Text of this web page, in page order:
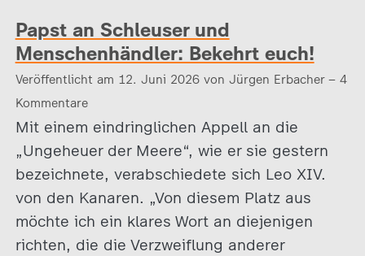
Papst an Schleuser und
Menschenhändler: Bekehrt euch!
Veröffentlicht am 12. Juni 2026 von Jürgen Erbacher – 4
Kommentare
Mit einem eindringlichen Appell an die
„Ungeheuer der Meere“, wie er sie gestern
bezeichnete, verabschiedete sich Leo XIV.
von den Kanaren. „Von diesem Platz aus
möchte ich ein klares Wort an diejenigen
richten, die die Verzweiflung anderer